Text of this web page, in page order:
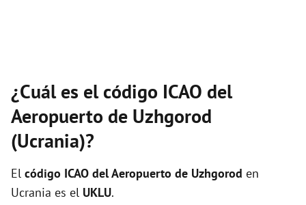
¿Cuál es el código ICAO del
Aeropuerto de Uzhgorod
(Ucrania)?
El código ICAO delAeropuerto de Uzhgorod en
Ucrania es el UKLU.